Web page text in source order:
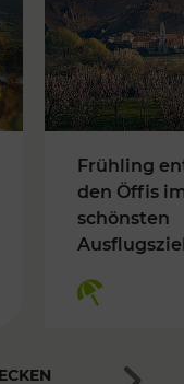
Frühling
den Öffis
schönsten